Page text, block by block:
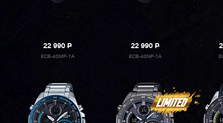
22 990P
ECB-40MP-1A
22 990P
ECB-40NP-1A